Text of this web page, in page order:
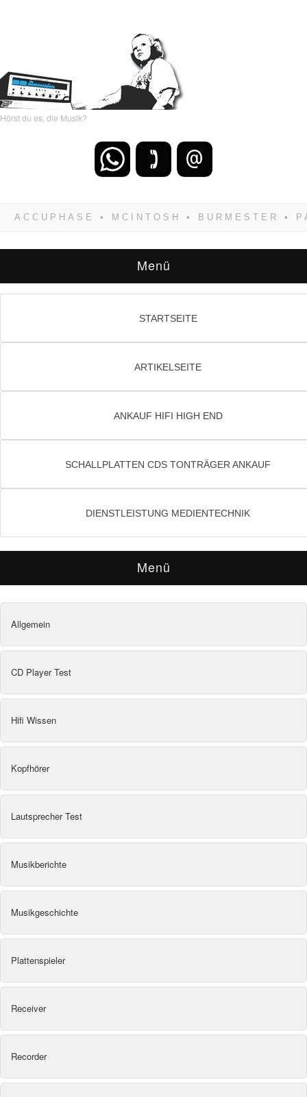
Hörst du es, die Musik?
zwangsläufig siegen! Und noch was: Hifi
Menü
STARTSEITE
ARTIKELSEITE
ANKAUF HIFI HIGH END
SCHALLPLATTEN CDS TONTRÄGER ANKAUF
DIENSTLEISTUNG MEDIENTECHNIK
Menü
Allgemein
CD Player Test
Hifi Wissen
Kopfhörer
Lautsprecher Test
Musikberichte
Musikgeschichte
Plattenspieler
Receiver
Recorder